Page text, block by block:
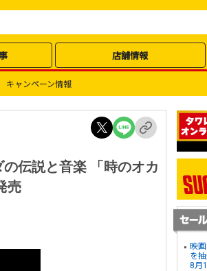
店舗情報
キャンペーン情報
伝説と音楽 「時のオカ
売
映
を
8月